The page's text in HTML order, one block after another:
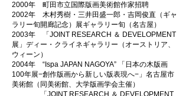
2000年 町田市立国際版画美術館作家招聘
2002年 木村秀樹・三井田盛一郎・吉岡俊直（ギャ
ラリー旬開廊記念）展ギャラリー旬（名古屋）
2003年 「JOINT RESEARCH ＆ DEVELOPMENT
展」ディー・クライネギャラリー（オーストリア、
ウィーン）
2004年 “Ispa JAPAN NAGOYA” 「日本の木版画
100年展−創作版画から新しい版表現へ−」名古屋市
美術館（同美術館、大学版画学会主催）
「JOINT RESEARCH ＆ DEVELOPMENT